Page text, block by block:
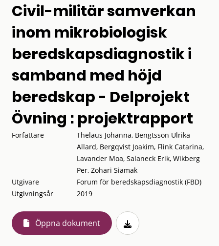
Civil-militär samverkan
inom mikrobiologisk
beredskapsdiagnostik i
samband med höjd
beredskap - Delprojekt
Övning : projektrapport
Författare
Thelaus Johanna, Bengtsson Ulrika
Allard, Bergqvist Joakim, Flink Catarina,
Lavander Moa, Salaneck Erik, Wikberg
Per, Zohari Siamak
Utgivare
Forum för beredskapsdiagnostik (FBD)
Utgivningsår
2019
Öppna dokument